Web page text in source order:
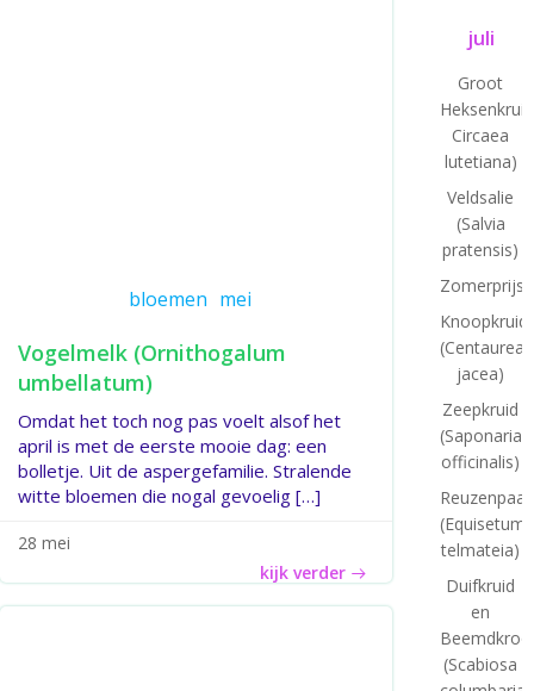
bloemen mei
Vogelmelk (Ornithogalum
umbellatum)
Omdat het toch nog pas voelt alsof het
april is met de eerste mooie dag: een
bolletje. Uit de aspergefamilie. Stralende
witte bloemen die nogal gevoelig […]
28 mei
kijk verder
juli
Groot
Heksenkruid
Circaea
lutetiana)
Veldsalie
(Salvia
pratensis)
Knoopkruid
(Centaurea
jacea)
Zeepkruid
(Saponaria
officinalis)
(Equisetum
telmateia)
Duifkruid
en
(Scabiosa